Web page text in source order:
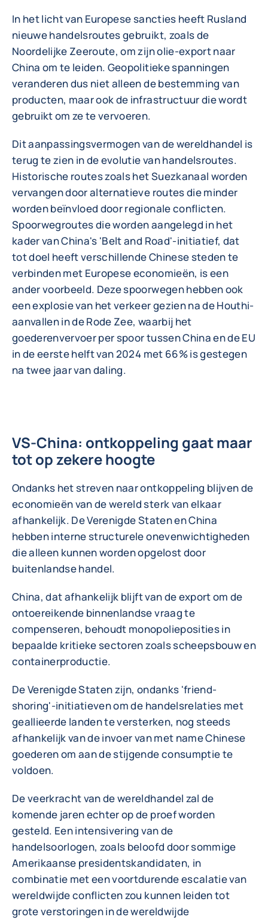
In het licht van Europese sancties heeft Rusland
nieuwe handelsroutes gebruikt, zoals de
Noordelijke Zeeroute, om zijn olie-export naar
China om te leiden. Geopolitieke spanningen
veranderen dus niet alleen de bestemming van
producten, maar ook de infrastructuur die wordt
gebruikt om ze te vervoeren.
Dit aanpassingsvermogen van de wereldhandel is
terug te zien in de evolutie van handelsroutes.
Historische routes zoals het Suezkanaal worden
vervangen door alternatieve routes die minder
worden beïnvloed door regionale conflicten.
Spoorwegroutes die worden aangelegd in het
kader van China's 'Belt and Road'-initiatief, dat
tot doel heeft verschillende Chinese steden te
verbinden met Europese economieën, is een
ander voorbeeld. Deze spoorwegen hebben ook
een explosie van het verkeer gezien na de Houthi-
aanvallen in de Rode Zee, waarbij het
goederenvervoer per spoor tussen China en de EU
in de eerste helft van 2024 met 66% is gestegen
na twee jaar van daling.
VS-China: ontkoppeling gaat maar
tot op zekere hoogte
Ondanks het streven naar ontkoppeling blijven de
economieën van de wereld sterk van elkaar
afhankelijk. De Verenigde Staten en China
hebben interne structurele onevenwichtigheden
die alleen kunnen worden opgelost door
buitenlandse handel.
China, dat afhankelijk blijft van de export om de
ontoereikende binnenlandse vraag te
compenseren, behoudt monopolieposities in
bepaalde kritieke sectoren zoals scheepsbouw en
containerproductie.
De Verenigde Staten zijn, ondanks 'friend-
shoring'-initiatieven om de handelsrelaties met
geallieerde landen te versterken, nog steeds
afhankelijk van de invoer van met name Chinese
goederen om aan de stijgende consumptie te
voldoen.
De veerkracht van de wereldhandel zal de
komende jaren echter op de proef worden
gesteld. Een intensivering van de
handelsoorlogen, zoals beloofd door sommige
Amerikaanse presidentskandidaten, in
combinatie met een voortdurende escalatie van
wereldwijde conflicten zou kunnen leiden tot
grote verstoringen in de wereldwijde